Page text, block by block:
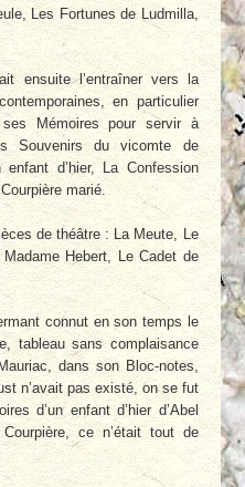
Les Fortunes de Ludmilla,
ensuite l’entraîner vers la
en particulier
Mémoires pour servir à
Souvenirs du vicomte de
enfant d’hier, La Confession
marié.
de théâtre : La Meute, Le
Madame Hebert, Le Cadet de
connut en son temps le
tableau sans complaisance
dans son Bloc-notes,
n’avait pas existé, on se fut
d’un enfant d’hier d’Abel
ce n’était tout de